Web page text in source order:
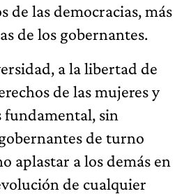
de las democracias, más
de los gobernantes.
a la libertad de
de las mujeres y
fundamental, sin
de turno
aplastar a los demás en
de cualquier